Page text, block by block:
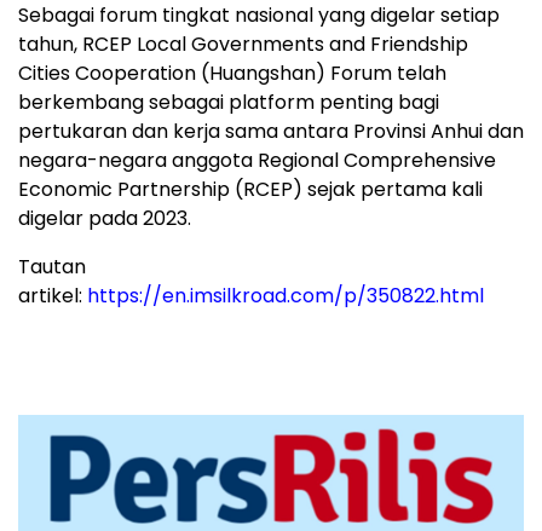
Sebagai forum tingkat nasional yang digelar setiap
tahun, RCEP Local Governments and Friendship
Cities Cooperation (Huangshan) Forum telah
berkembang sebagai platform penting bagi
pertukaran dan kerja sama antara Provinsi Anhui dan
negara-negara anggota Regional Comprehensive
Economic Partnership (RCEP) sejak pertama kali
digelar pada 2023.
Tautan
artikel: https://en.imsilkroad.com/p/350822.html